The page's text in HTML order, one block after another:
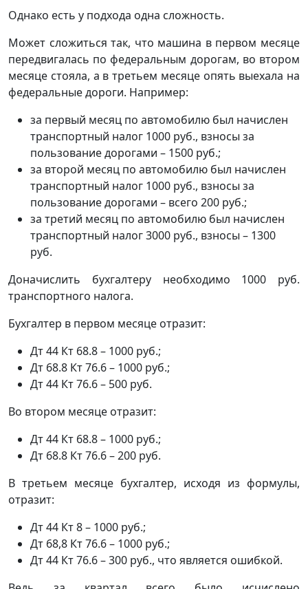
Однако есть у подхода одна сложность.
Может сложиться так, что машина в первом месяце
передвигалась по федеральным дорогам, во втором
месяце стояла, а в третьем месяце опять выехала на
федеральные дороги. Например:
за первый месяц по автомобилю был начислен
транспортный налог 1000 руб., взносы за
пользование дорогами – 1500 руб.;
за второй месяц по автомобилю был начислен
транспортный налог 1000 руб., взносы за
пользование дорогами – всего 200 руб.;
за третий месяц по автомобилю был начислен
транспортный налог 3000 руб., взносы – 1300
руб.
Доначислить бухгалтеру необходимо 1000 руб.
транспортного налога.
Бухгалтер в первом месяце отразит:
Дт 44 Кт 68.8 – 1000 руб.;
Дт 68.8 Кт 76.6 – 1000 руб.;
Дт 44 Кт 76.6 – 500 руб.
Во втором месяце отразит:
Дт 44 Кт 68.8 – 1000 руб.;
Дт 68.8 Кт 76.6 – 200 руб.
В третьем месяце бухгалтер, исходя из формулы,
отразит:
Дт 44 Кт 8 – 1000 руб.;
Дт 68,8 Кт 76.6 – 1000 руб.;
Дт 44 Кт 76.6 – 300 руб., что является ошибкой.